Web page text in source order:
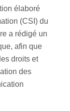
élaboré
(CSI) du
a rédigé un
afin que
droits et
des